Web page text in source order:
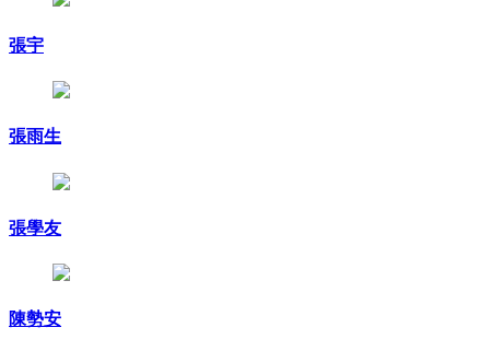
張宇
張雨生
張學友
陳勢安